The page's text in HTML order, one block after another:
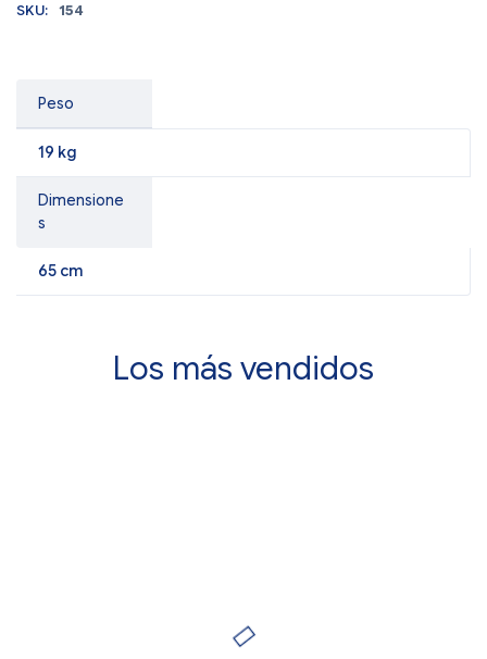
SKU: 154
Peso
19 kg
Dimensione
s
65 cm
Los más vendidos